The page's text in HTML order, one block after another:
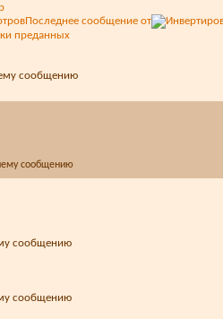
Последнее сообщение от
преданных